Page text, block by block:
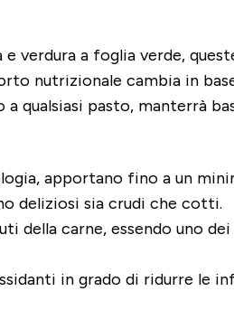
verdura a foglia verde,
nutrizionale cambia in
a qualsiasi pasto, manterrà
apportano fino a un
deliziosi sia crudi che cotti.
della carne, essendo uno
in grado di ridurre le